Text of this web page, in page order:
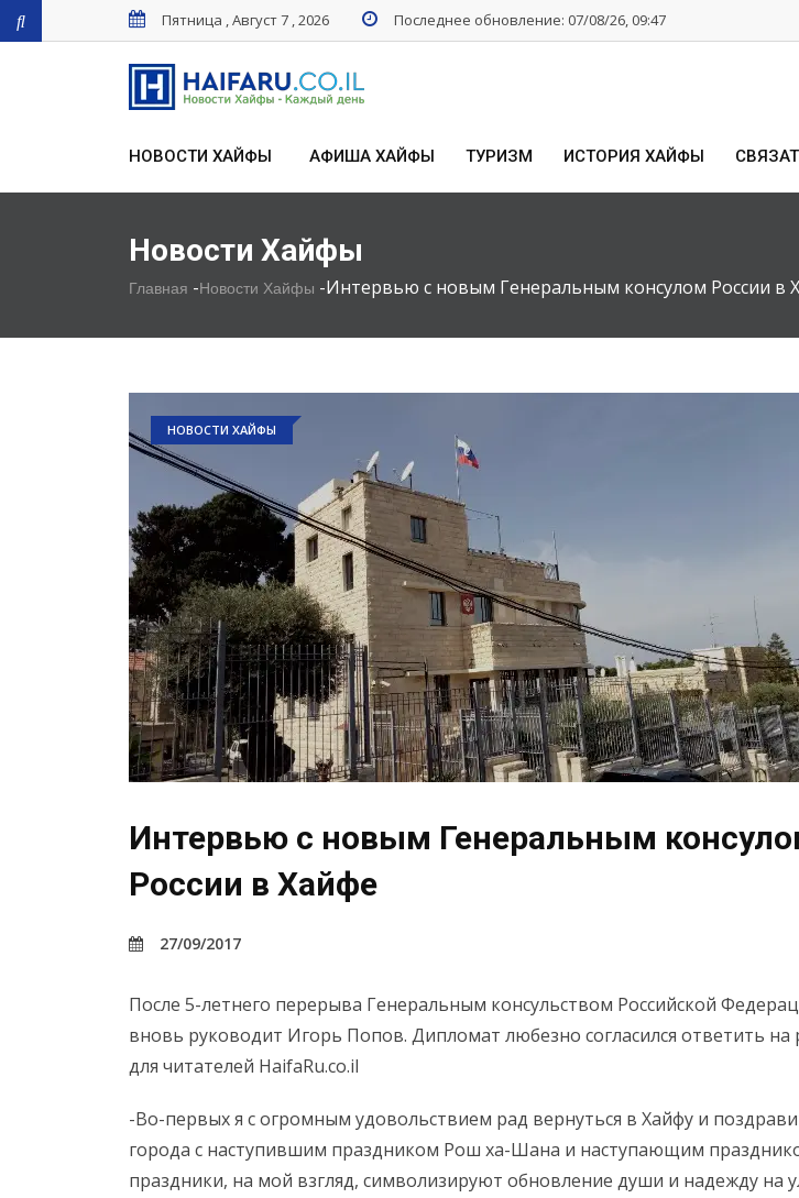
Пятница , Август 7 , 2026 Последнее обновление: 07/08/26, 09:47
НОВОСТИ ХАЙФЫ АФИША ХАЙФЫ ТУРИЗМ ИСТОРИЯ ХАЙФЫ
Новости Хайфы
Главная -Новости Хайфы -Интервью с новым Генеральным консулом России в
НОВОСТИ ХАЙФЫ
Интервью с новым Генеральным
России в Хайфе
27/09/2017
После 5-летнего перерыва Генеральным консульством Российской
вновь руководит Игорь Попов. Дипломат любезно согласился ответить на
для читателей HaifaRu.co.il
-Во-первых я с огромным удовольствием рад вернуться в Хайфу и
города с наступившим праздником Рош ха-Шана и наступающим
праздники, на мой взгляд, символизируют обновление души и надежду на